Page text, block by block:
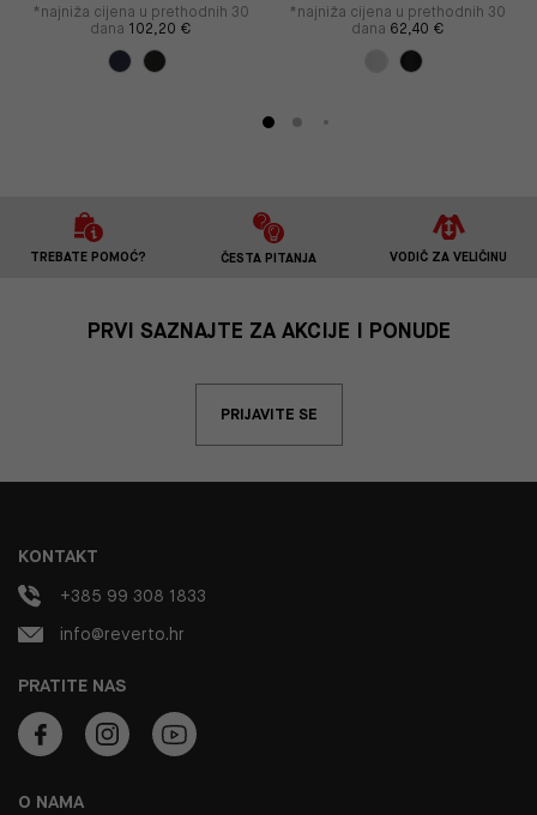
*najniža cijena u prethodnih 30
dana 102,20 €
*najniža cijena u prethodnih 30
dana 62,40 €
TREBATE POMOĆ? ČESTA PITANJA VODIČ ZA VELIČINU
PRVI SAZNAJTE ZA AKCIJE I PONUDE
PRIJAVITE SE
O NAMA
PRATITE NAS
KONTAKT
+385 99 308 1833
info@reverto.hr